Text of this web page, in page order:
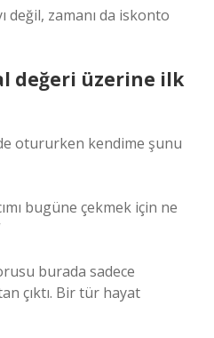
değil, zamanı da iskonto
değeri üzerine ilk
otururken kendime şunu
bugüne çekmek için ne
burada sadece
çıktı. Bir tür hayat